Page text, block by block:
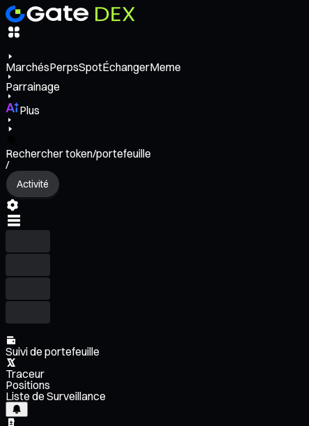
MarchésPerpsSpotÉchangerMeme
Parrainage
Plus
Rechercher token/portefeuille
/
Activité
Suivi de portefeuille
Traceur
Positions
Liste de Surveillance